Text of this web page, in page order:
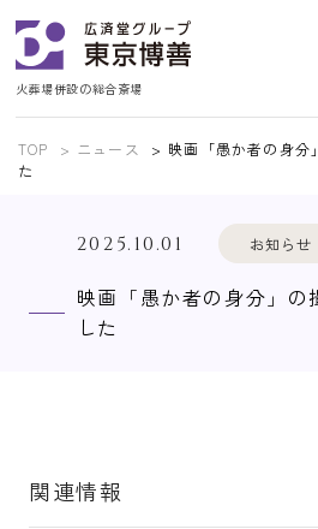
火葬場併設の総合斎場
TOP ニュース
映画「愚か者の身分
た
2025.10.01 お知らせ
映画「愚か者の身分」の
した
関連情報